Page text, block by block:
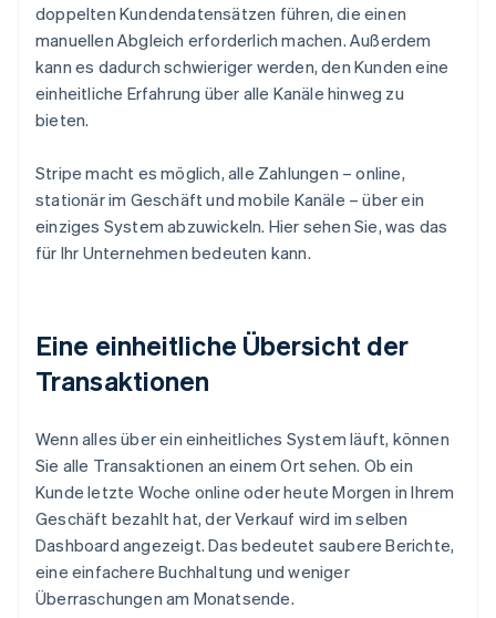
doppelten Kundendatensätzen führen, die einen
manuellen Abgleich erforderlich machen. Außerdem
kann es dadurch schwieriger werden, den Kunden eine
einheitliche Erfahrung über alle Kanäle hinweg zu
bieten.
Stripe macht es möglich, alle Zahlungen – online,
stationär im Geschäft und mobile Kanäle – über ein
einziges System abzuwickeln. Hier sehen Sie, was das
für Ihr Unternehmen bedeuten kann.
Eine einheitliche Übersicht der
Transaktionen
Wenn alles über ein einheitliches System läuft, können
Sie alle Transaktionen an einem Ort sehen. Ob ein
Kunde letzte Woche online oder heute Morgen in Ihrem
Geschäft bezahlt hat, der Verkauf wird im selben
Dashboard angezeigt. Das bedeutet saubere Berichte,
eine einfachere Buchhaltung und weniger
Überraschungen am Monatsende.